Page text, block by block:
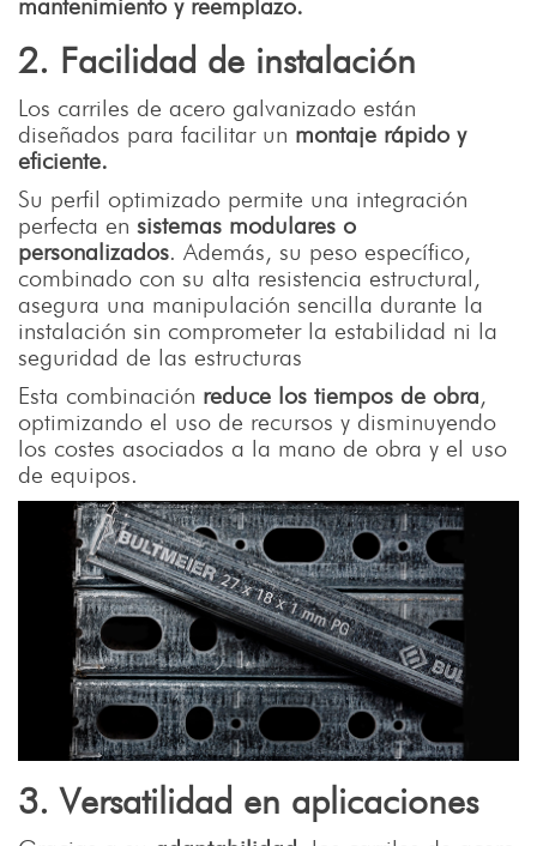
mantenimiento y reemplazo.
2. Facilidad de instalación
Los carriles de acero galvanizado están
diseñados para facilitar un montaje rápido y
eficiente.
Su perfil optimizado permite una integración
perfecta en sistemas modulares o
personalizados. Además, su peso específico,
combinado con su alta resistencia estructural,
asegura una manipulación sencilla durante la
instalación sin comprometer la estabilidad ni la
seguridad de las estructuras
Esta combinación reduce los tiempos de obra ,
optimizando el uso de recursos y disminuyendo
los costes asociados a la mano de obra y el uso
de equipos.
3. Versatilidad en aplicaciones